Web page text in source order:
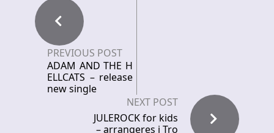
PREVIOUS POST
ADAM AND THE H
ELLCATS – release
new single
NEXT POST
JULEROCK for kids
– arrangeres i Tro